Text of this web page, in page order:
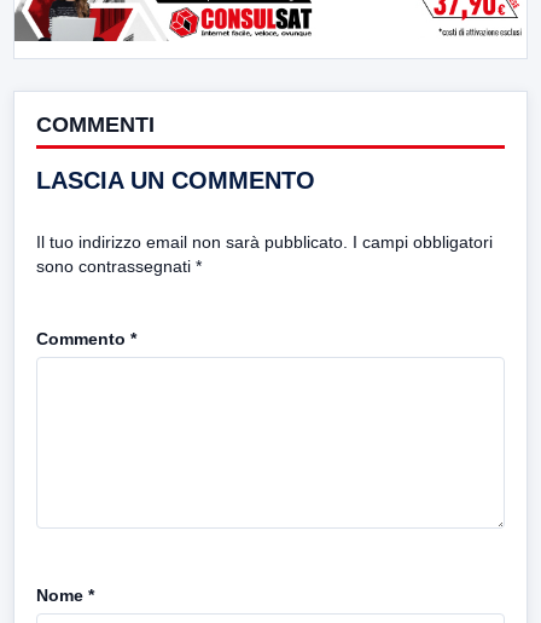
COMMENTI
LASCIA UN COMMENTO
Il tuo indirizzo email non sarà pubblicato. I campi obbligatori
sono contrassegnati *
Commento *
Nome *